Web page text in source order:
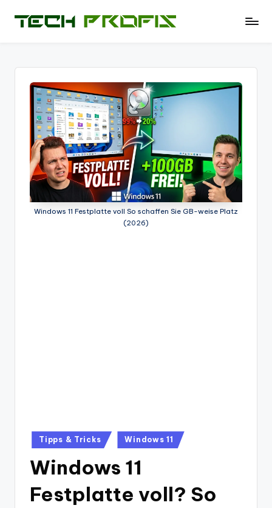
of
PCs
Hardware
Software
Tipps
Test
Windows 11 Festplatte voll So schaffen Sie GB-weise Platz
(2026)
Posted
in
Tipps & Tricks Windows 11
Windows 11
Festplatte voll? So